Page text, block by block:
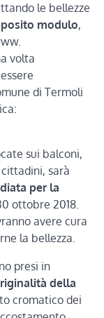
le bellezze
modulo,
volta
di Termoli
sui balconi,
sarà
per la
ottobre 2018.
avere cura
la bellezza.
presi in
della
cromatico dei